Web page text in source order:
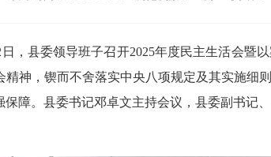
县委领导班子召开2025年度民主生活会暨
神，锲而不舍落实中央八项规定及其实施细
障。县委书记邓卓文主持会议，县委副书记